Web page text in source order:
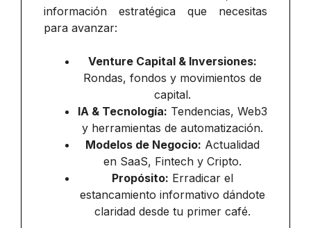
información estratégica que necesitas
para avanzar:
Venture Capital & Inversiones:
Rondas, fondos y movimientos de
capital.
IA & Tecnología: Tendencias, Web3
y herramientas de automatización.
Modelos de Negocio: Actualidad
en SaaS, Fintech y Cripto.
Propósito: Erradicar el
estancamiento informativo dándote
claridad desde tu primer café.